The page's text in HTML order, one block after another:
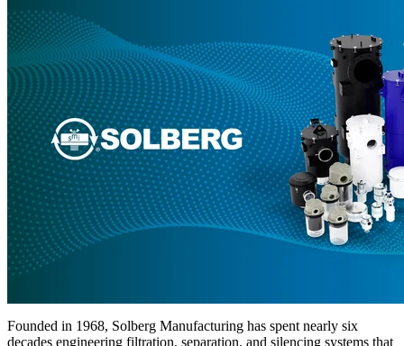
Founded in 1968, Solberg Manufacturing has spent nearly six
decades engineering filtration, separation, and silencing systems that